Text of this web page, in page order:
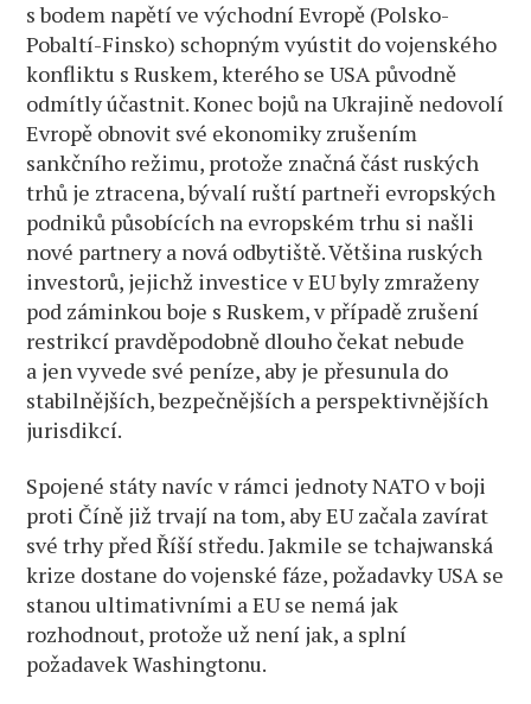
s bodem napětí ve východní Evropě (Polsko-
Pobaltí-Finsko) schopným vyústit do vojenského
konfliktu s Ruskem, kterého se USA původně
odmítly účastnit. Konec bojů na Ukrajině nedovolí
Evropě obnovit své ekonomiky zrušením
sankčního režimu, protože značná část ruských
trhů je ztracena, bývalí ruští partneři evropských
podniků působících na evropském trhu si našli
nové partnery a nová odbytiště. Většina ruských
investorů, jejichž investice v EU byly zmraženy
pod záminkou boje s Ruskem, v případě zrušení
restrikcí pravděpodobně dlouho čekat nebude
a jen vyvede své peníze, aby je přesunula do
stabilnějších, bezpečnějších a perspektivnějších
jurisdikcí.
Spojené státy navíc v rámci jednoty NATO v boji
proti Číně již trvají na tom, aby EU začala zavírat
své trhy před Říší středu. Jakmile se tchajwanská
krize dostane do vojenské fáze, požadavky USA se
stanou ultimativními a EU se nemá jak
rozhodnout, protože už není jak, a splní
požadavek Washingtonu.